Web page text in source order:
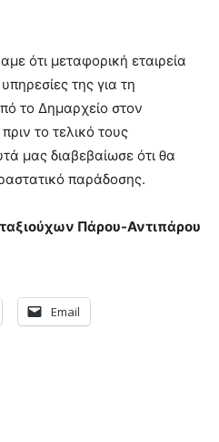
ότι μεταφορική εταιρεία
της για τη
το Δημαρχείο στον
το τελικό τους
μας διαβεβαίωσε ότι θα
παράδοσης.
Πάρου-Αντιπάρου
Email